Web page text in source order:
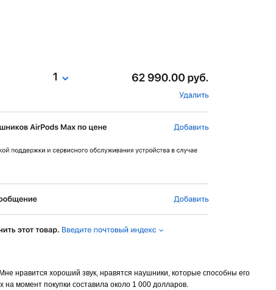
нравится хороший звук, нравятся наушники, которые способны его
на момент покупки составила около 1 000 долларов.